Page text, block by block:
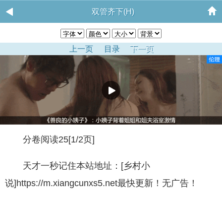
双管齐下(H)
上一页 目录 下一页
分卷阅读25[1/2页]
天才一秒记住本站地址：[乡村小
说]https://m.xiangcunxs5.net最快更新！无广告！